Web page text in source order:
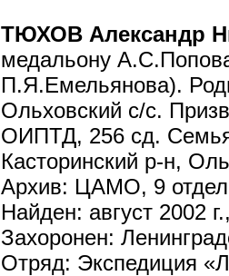
ТЮХОВ Александр
медальону
П.Я.Емельянова).
Ольховский с/с.
ОИПТД, 256 сд.
Касторинский р-н,
Архив: ЦАМО, 9
Найден: август 2002
Захоронен:
Отряд: Экспедиция